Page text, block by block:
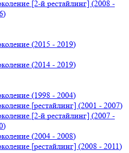
[2-й рестайлинг] (2008 -
(2015 - 2019)
(2014 - 2019)
(1998 - 2004)
[рестайлинг] (2001 - 2007)
[2-й рестайлинг] (2007 -
(2004 - 2008)
[рестайлинг] (2008 - 2011)